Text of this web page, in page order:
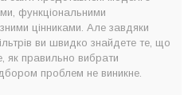
функціональними
цінниками. Але завдяки
ви швидко знайдете те, що
як правильно вибрати
проблем не виникне.